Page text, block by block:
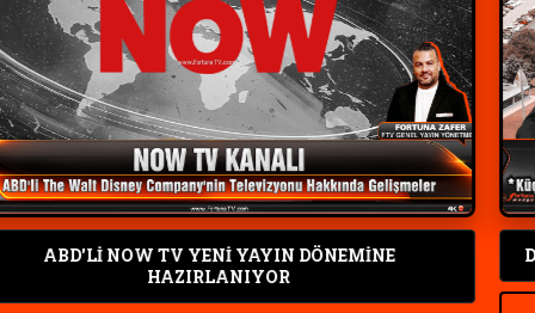
NOW TV YENİ YAYIN DÖNEMİNE
HAZIRLANIYOR